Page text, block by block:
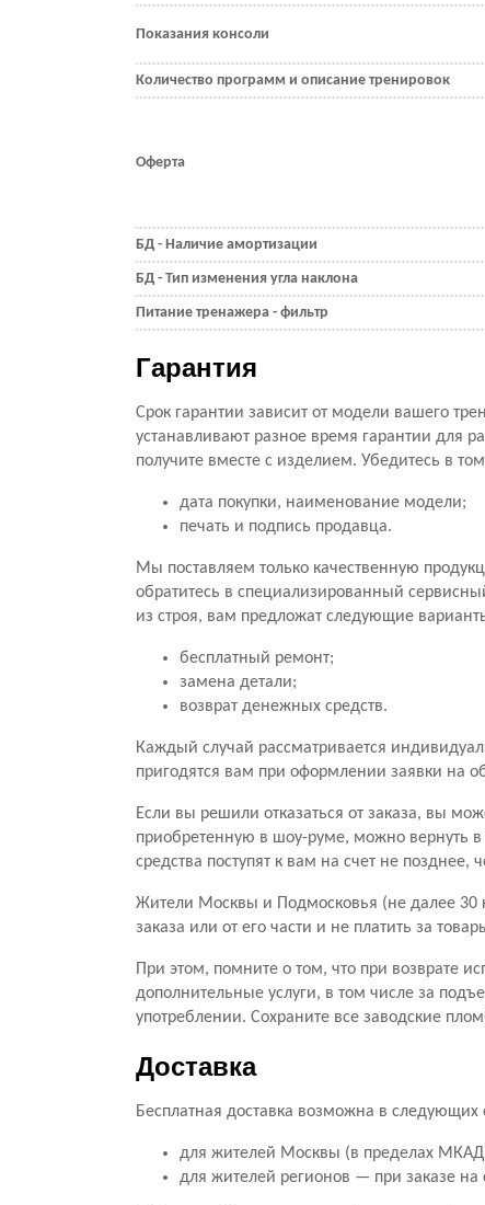
Показания консоли
Количество программ и описание тренировок
Оферта
БД - Наличие амортизации
БД - Тип изменения угла наклона
Питание тренажера - фильтр
Гарантия
Срок гарантии зависит от модели вашего
устанавливают разное время гарантии для
получите вместе с изделием. Убедитесь в
дата покупки, наименование модели;
печать и подпись продавца.
Мы поставляем только качественную
обратитесь в специализированный
из строя, вам предложат следующие
бесплатный ремонт;
замена детали;
возврат денежных средств.
Каждый случай рассматривается
пригодятся вам при оформлении заявки на
Если вы решили отказаться от заказа, вы
приобретенную в шоу-руме, можно вернуть
средства поступят к вам на счет не
Жители Москвы и Подмосковья (не далее 30
заказа или от его части и не платить за
При этом, помните о том, что при возврате
дополнительные услуги, в том числе за
употреблении. Сохраните все заводские
Доставка
Бесплатная доставка возможна в следующих
для жителей Москвы (в пределах
для жителей регионов — при заказе